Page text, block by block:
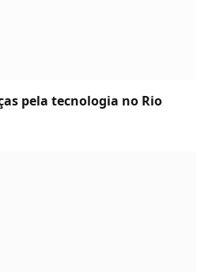
pela tecnologia no Rio